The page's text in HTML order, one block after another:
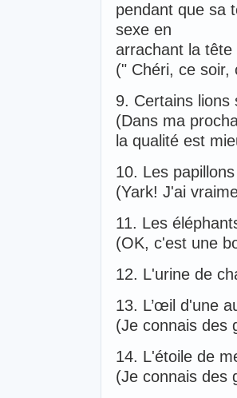
pendant que sa
sexe en
arrachant la tête
(" Chéri, ce soir,
9. Certains lions
(Dans ma
la qualité est
10. Les
(Yark! J'ai
11. Les
(OK, c'est une
12. L'urine de
13. L’œil d'une
(Je connais des
14. L'étoile de
(Je connais des